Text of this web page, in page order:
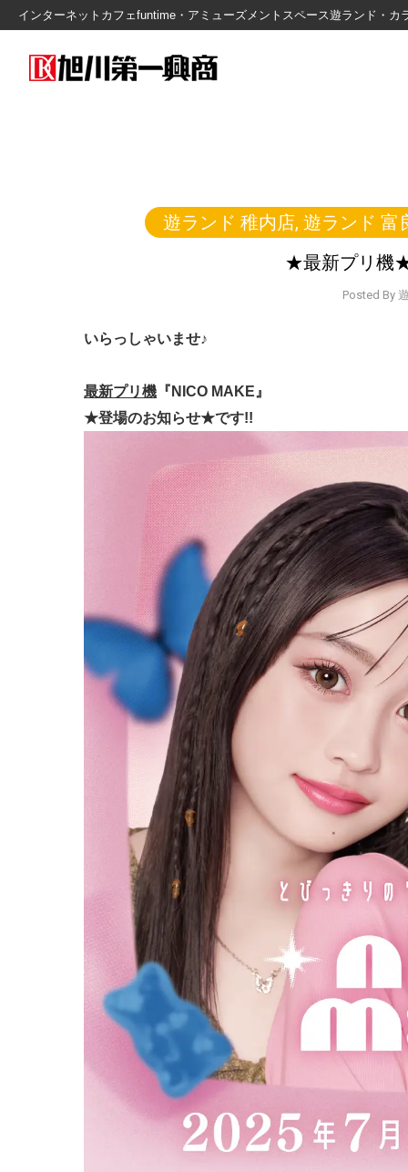
インターネットカフェfuntime・アミューズメントスペース遊ランド・
遊ランド 稚内店, 遊ランド 富
★最新プリ機
Posted By
いらっしゃいませ♪
最新プリ機 『NICO MAKE』
★登場のお知らせ★です!!